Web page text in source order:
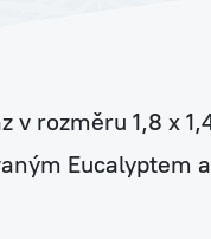
rozměru 1,8 x
Eucalyptem